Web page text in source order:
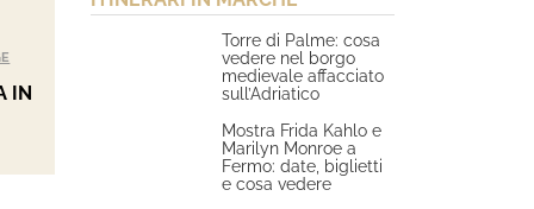
IN
Torre di Palme: cosa
vedere nel borgo
medievale affacciato
sull’Adriatico
Mostra Frida Kahlo e
Marilyn Monroe a
Fermo: date, biglietti
e cosa vedere